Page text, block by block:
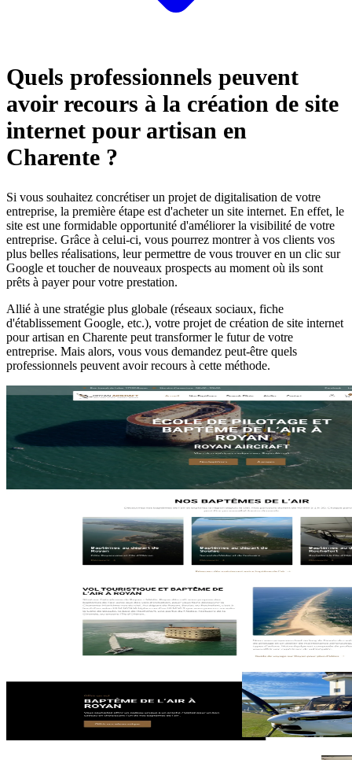
Quels professionnels peuvent
avoir recours à la création de site
internet pour artisan en
Charente ?
Si vous souhaitez concrétiser un projet de digitalisation de votre
entreprise, la première étape est d'acheter un site internet. En effet, le
site est une formidable opportunité d'améliorer la visibilité de votre
entreprise. Grâce à celui-ci, vous pourrez montrer à vos clients vos
plus belles réalisations, leur permettre de vous trouver en un clic sur
Google et toucher de nouveaux prospects au moment où ils sont
prêts à payer pour votre prestation.
Allié à une stratégie plus globale (réseaux sociaux, fiche
d'établissement Google, etc.), votre projet de création de site internet
pour artisan en Charente peut transformer le futur de votre
entreprise. Mais alors, vous vous demandez peut-être quels
professionnels peuvent avoir recours à cette méthode.